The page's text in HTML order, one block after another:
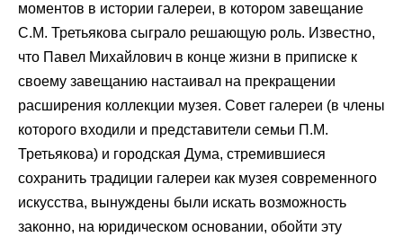
моментов в истории галереи, в котором завещание
С.М. Третьякова сыграло решающую роль. Известно,
что Павел Михайлович в конце жизни в приписке к
своему завещанию настаивал на прекращении
расширения коллекции музея. Совет галереи (в члены
которого входили и представители семьи П.М.
Третьякова) и городская Дума, стремившиеся
сохранить традиции галереи как музея современного
искусства, вынуждены были искать возможность
законно, на юридическом основании, обойти эту